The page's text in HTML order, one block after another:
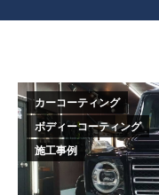
カーコーティング
ボディーコーティング
施工事例